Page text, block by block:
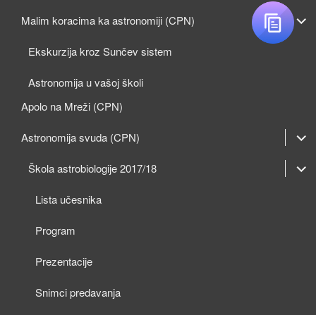
Malim koracima ka astronomiji (CPN)
child
Ekskurzija kroz Sunčev sistem
Astronomija u vašoj školi
Apolo na Mreži (CPN)
Astronomija svuda (CPN)
menu
Škola astrobiologije 2017/18
Lista učesnika
Program
Prezentacije
Snimci predavanja